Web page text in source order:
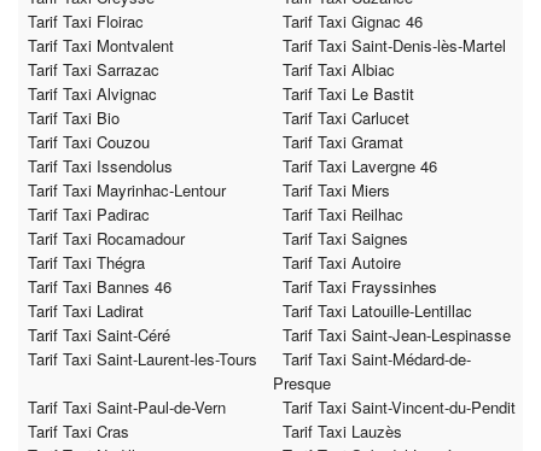
Tarif Taxi Floirac
Tarif Taxi Gignac 46
Tarif Taxi Montvalent
Tarif Taxi Saint-Denis-lès-Martel
Tarif Taxi Sarrazac
Tarif Taxi Albiac
Tarif Taxi Alvignac
Tarif Taxi Le Bastit
Tarif Taxi Bio
Tarif Taxi Carlucet
Tarif Taxi Couzou
Tarif Taxi Gramat
Tarif Taxi Issendolus
Tarif Taxi Lavergne 46
Tarif Taxi Mayrinhac-Lentour
Tarif Taxi Miers
Tarif Taxi Padirac
Tarif Taxi Reilhac
Tarif Taxi Rocamadour
Tarif Taxi Saignes
Tarif Taxi Thégra
Tarif Taxi Autoire
Tarif Taxi Bannes 46
Tarif Taxi Frayssinhes
Tarif Taxi Ladirat
Tarif Taxi Latouille-Lentillac
Tarif Taxi Saint-Céré
Tarif Taxi Saint-Jean-Lespinasse
Tarif Taxi Saint-Laurent-les-Tours
Tarif Taxi Saint-Médard-de-
Presque
Tarif Taxi Saint-Paul-de-Vern
Tarif Taxi Saint-Vincent-du-Pendit
Tarif Taxi Cras
Tarif Taxi Lauzès